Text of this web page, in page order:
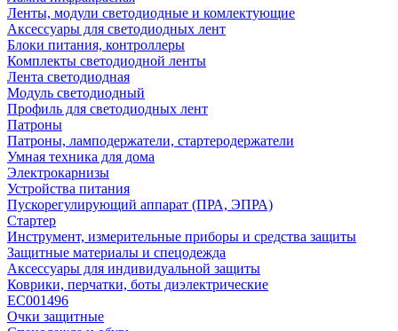
Ленты, модули светодиодные и комлектующие
Аксессуары для светодиодных лент
Блоки питания, контроллеры
Комплекты светодиодной ленты
Лента светодиодная
Модуль светодиодный
Профиль для светодиодных лент
Патроны
Патроны, ламподержатели, стартеродержатели
Умная техника для дома
Электрокарнизы
Устройства питания
Пускорегулирующий аппарат (ПРА, ЭПРА)
Стартер
Инструмент, измерительные приборы и средства защиты
Защитные материалы и спецодежда
Аксессуары для индивидуальной защиты
Коврики, перчатки, боты диэлектрические
EC001496
Очки защитные